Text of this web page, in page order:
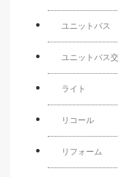
ユニットバス
ユニットバス
ライト
リコール
リフォーム